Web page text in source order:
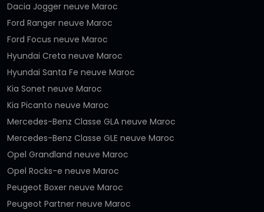
Dacia Jogger neuve Maroc
Ford Ranger neuve Maroc
Ford Focus neuve Maroc
Hyundai Creta neuve Maroc
Hyundai Santa Fe neuve Maroc
Kia Sonet neuve Maroc
Kia Picanto neuve Maroc
Mercedes-Benz Classe GLA neuve Maroc
Mercedes-Benz Classe GLE neuve Maroc
Opel Grandland neuve Maroc
Opel Rocks-e neuve Maroc
Peugeot Boxer neuve Maroc
Peugeot Partner neuve Maroc